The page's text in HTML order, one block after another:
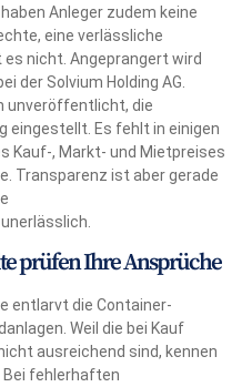
Anleger zudem keine
eine verlässliche
nicht. Angeprangert wird
der Solvium Holding AG.
unveröffentlicht, die
eingestellt. Es fehlt in einigen
Kauf-, Markt- und Mietpreises
Transparenz ist aber gerade
prüfen Ihre Ansprüche
entlarvt die Container-
Weil die bei Kauf
ausreichend sind, kennen
Bei fehlerhaften